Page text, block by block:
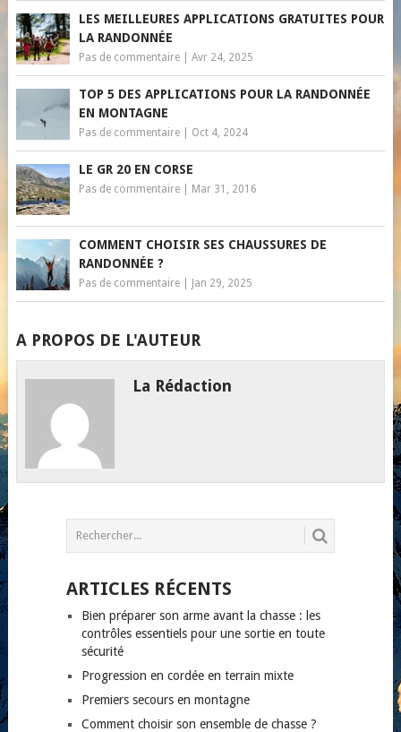
LES MEILLEURES APPLICATIONS GRATUITES POUR
LA RANDONNÉE
Pas de commentaire| Avr 24, 2025
TOP 5 DES APPLICATIONS POUR LA RANDONNÉE
EN MONTAGNE
Pas de commentaire| Oct 4, 2024
LE GR 20 EN CORSE
Pas de commentaire| Mar 31, 2016
COMMENT CHOISIR SES CHAUSSURES DE
RANDONNÉE ?
Pas de commentaire| Jan 29, 2025
A PROPOS DE L'AUTEUR
La Rédaction
ARTICLES RÉCENTS
Bien préparer son arme avant la chasse : les
contrôles essentiels pour une sortie en toute
sécurité
Progression en cordée en terrain mixte
Premiers secours en montagne
Comment choisir son ensemble de chasse ?